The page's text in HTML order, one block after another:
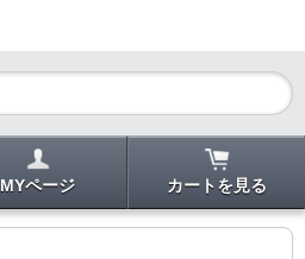
MYページ カートを見る